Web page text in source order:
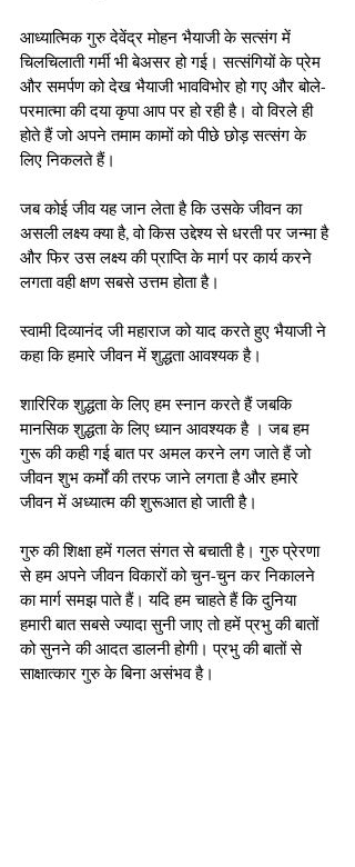
आध्यात्मिक गुरु देवेंद्र मोहन भैयाजी के सत्संग में
चिलचिलाती गर्मी भी बेअसर हो गई। सत्संगियों के प्रेम
और समर्पण को देख भैयाजी भावविभोर हो गए और बोले-
परमात्मा की दया कृपा आप पर हो रही है। वो विरले ही
होते हैं जो अपने तमाम कामों को पीछे छोड़ सत्संग के
लिए निकलते हैं।
जब कोई जीव यह जान लेता है कि उसके जीवन का
असली लक्ष्य क्या है, वो किस उद्देश्य से धरती पर जन्मा है
और फिर उस लक्ष्य की प्राप्ति के मार्ग पर कार्य करने
लगता वही क्षण सबसे उत्तम होता है।
स्वामी दिव्यानंद जी महाराज को याद करते हुए भैयाजी ने
कहा कि हमारे जीवन में शुद्धता आवश्यक है।
शारिरिक शुद्धता के लिए हम स्नान करते हैं जबकि
मानसिक शुद्धता के लिए ध्यान आवश्यक है । जब हम
गुरू की कही गई बात पर अमल करने लग जाते हैं जो
जीवन शुभ कर्मों की तरफ जाने लगता है और हमारे
जीवन में अध्यात्म की शुरूआत हो जाती है।
गुरु की शिक्षा हमें गलत संगत से बचाती है। गुरु प्रेरणा
से हम अपने जीवन विकारों को चुन-चुन कर निकालने
का मार्ग समझ पाते हैं। यदि हम चाहते हैं कि दुनिया
हमारी बात सबसे ज्यादा सुनी जाए तो हमें प्रभु की बातों
को सुनने की आदत डालनी होगी। प्रभु की बातों से
साक्षात्कार गुरु के बिना असंभव है।